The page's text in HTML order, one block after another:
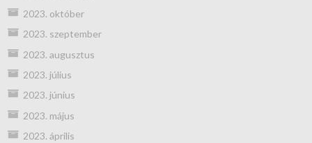
2023. október
2023. szeptember
2023. augusztus
2023. július
2023. június
2023. május
2023. április